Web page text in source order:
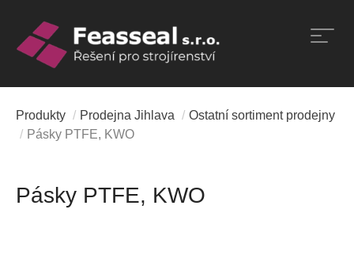
obsah
Produkty / Prodejna Jihlava / Ostatní sortiment prodejny
/ Pásky PTFE, KWO
Pásky PTFE, KWO